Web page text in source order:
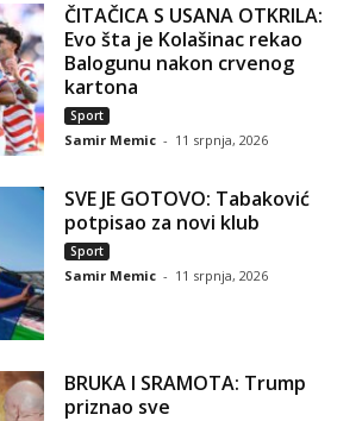
ČITAČICA S USANA OTKRILA:
Evo šta je Kolašinac rekao
Balogunu nakon crvenog
kartona
Sport
Samir Memic - 11 srpnja, 2026
SVE JE GOTOVO: Tabaković
potpisao za novi klub
Sport
Samir Memic - 11 srpnja, 2026
BRUKA I SRAMOTA: Trump
priznao sve